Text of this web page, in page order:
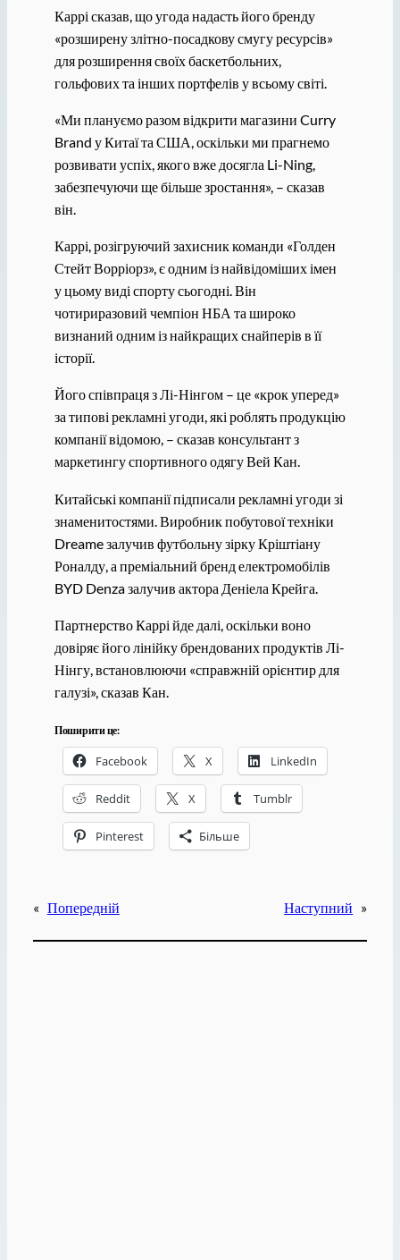
Каррі сказав, що угода надасть його бренду
«розширену злітно-посадкову смугу ресурсів»
для розширення своїх баскетбольних,
гольфових та інших портфелів у всьому світі.
«Ми плануємо разом відкрити магазини Curry
Brand у Китаї та США, оскільки ми прагнемо
розвивати успіх, якого вже досягла Li-Ning,
забезпечуючи ще більше зростання», – сказав
він.
Каррі, розігруючий захисник команди «Голден
Стейт Ворріорз», є одним із найвідоміших імен
у цьому виді спорту сьогодні. Він
чотириразовий чемпіон НБА та широко
визнаний одним із найкращих снайперів в її
історії.
Його співпраця з Лі-Нінгом – це «крок уперед»
за типові рекламні угоди, які роблять продукцію
компанії відомою, – сказав консультант з
маркетингу спортивного одягу Вей Кан.
Китайські компанії підписали рекламні угоди зі
знаменитостями. Виробник побутової техніки
Dreame залучив футбольну зірку Кріштіану
Роналду, а преміальний бренд електромобілів
BYD Denza залучив актора Деніела Крейга.
Партнерство Каррі йде далі, оскільки воно
довіряє його лінійку брендованих продуктів Лі-
Нінгу, встановлюючи «справжній орієнтир для
галузі», сказав Кан.
Поширити це:
Facebook X LinkedIn
Reddit X Tumblr
Pinterest Більше
« Попередній Наступний »